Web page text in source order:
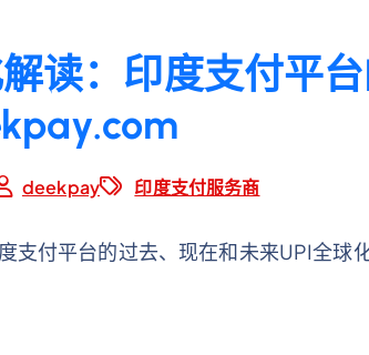
读：印度支付平
deekpay 印度支付服务商
支付平台的过去、现在和未来UPI全球